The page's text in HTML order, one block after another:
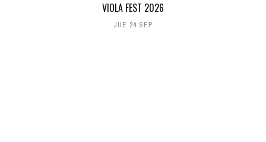
VIOLA FEST 2026
JUE 24 SEP